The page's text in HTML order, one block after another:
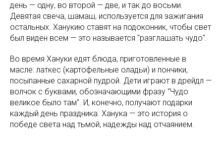
день — одну, во второй — две, и так до восьми.
Девятая свеча, шамаш, используется для зажигания
остальных. Ханукию ставят на подоконник, чтобы свет
был виден всем — это называется "разглашать чудо".
Во время Хануки едят блюда, приготовленные в
масле: латкес (картофельные оладьи) и пончики,
посыпанные сахарной пудрой. Дети играют в дрейдл —
волчок с буквами, обозначающими фразу "Чудо
великое было там". И, конечно, получают подарки
каждый день праздника. Ханука — это история о
победе света над тьмой, надежды над отчаянием.